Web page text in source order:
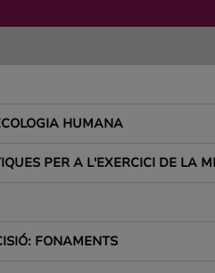
HUMANA
PER A L'EXERCICI DE LA
FONAMENTS